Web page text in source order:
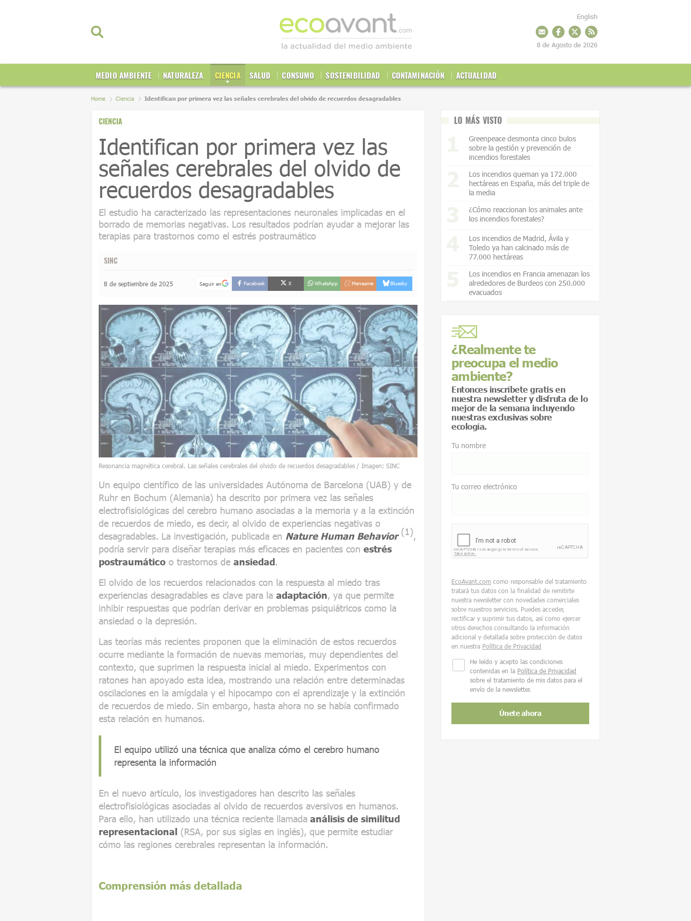
MEDIO AMBIENTE NATURALEZA CIENCIA SALUD CONSUMO SOSTENIBILIDAD CONTAMINACIÓN ACTUALIDAD
English
8 de Agosto de 2026
Home Ciencia Identifican por primera vez las señales cerebrales del olvido de recuerdos desagradables
CIENCIA
Identifican por primera vez las
señales cerebrales del olvido de
recuerdos desagradables
El estudio ha caracterizado las representaciones neuronales implicadas en el
borrado de memorias negativas. Los resultados podrían ayudar a mejorar las
terapias para trastornos como el estrés postraumático
SINC
8 de septiembre de 2025 Seguir en Facebook X WhatsApp Meneame Bluesky
Resonancia magnética cerebral. Las señales cerebrales del olvido de recuerdos desagradables / Imagen: SINC
Un equipo científico de las universidades Autónoma de Barcelona (UAB) y de
Ruhr en Bochum (Alemania) ha descrito por primera vez las señales
electrofisiológicas del cerebro humano asociadas a la memoria y a la extinción
de recuerdos de miedo, es decir, al olvido de experiencias negativas o
desagradables. La investigación, publicada en Nature Human Behavior (1),
podría servir para diseñar terapias más eficaces en pacientes con estrés
postraumático o trastornos de ansiedad.
El olvido de los recuerdos relacionados con la respuesta al miedo tras
experiencias desagradables es clave para la adaptación, ya que permite
inhibir respuestas que podrían derivar en problemas psiquiátricos como la
ansiedad o la depresión.
Las teorías más recientes proponen que la eliminación de estos recuerdos
ocurre mediante la formación de nuevas memorias, muy dependientes del
contexto, que suprimen la respuesta inicial al miedo. Experimentos con
ratones han apoyado esta idea, mostrando una relación entre determinadas
oscilaciones en la amígdala y el hipocampo con el aprendizaje y la extinción
de recuerdos de miedo. Sin embargo, hasta ahora no se había confirmado
esta relación en humanos.
El equipo utilizó una técnica que analiza cómo el cerebro humano
representa la información
En el nuevo artículo, los investigadores han descrito las señales
electrofisiológicas asociadas al olvido de recuerdos aversivos en humanos.
Para ello, han utilizado una técnica reciente llamada análisis de similitud
representacional (RSA, por sus siglas en inglés), que permite estudiar
cómo las regiones cerebrales representan la información.
Comprensión más detallada
LO MÁS VISTO
Greenpeace desmonta cinco bulos
sobre la gestión y prevención de
incendios forestales
Los incendios queman ya 172.000
hectáreas en España, más del triple de
la media
¿Cómo reaccionan los animales ante
los incendios forestales?
Los incendios de Madrid, Ávila y
Toledo ya han calcinado más de
77.000 hectáreas
Los incendios en Francia amenazan los
alrededores de Burdeos con 250.000
evacuados
¿Realmente te
preocupa el medio
ambiente?
Entonces inscríbete gratis en
nuestra newsletter y disfruta de lo
mejor de la semana incluyendo
nuestras exclusivas sobre
ecología.
Tu nombre
Tu correo electrónico
EcoAvant.com como responsable del tratamiento
tratará tus datos con la finalidad de remitirte
nuestra newsletter con novedades comerciales
sobre nuestros servicios. Puedes acceder,
rectificar y suprimir tus datos, así como ejercer
otros derechos consultando la información
adicional y detallada sobre protección de datos
en nuestra Política de Privacidad
He leído y acepto las condiciones
contenidas en la Política de Privacidad
sobre el tratamiento de mis datos para el
envío de la newsletter.